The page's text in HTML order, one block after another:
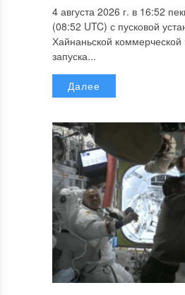
4 августа 2026 г. в 16:52
(08:52 UTC) с пусковой
Хайнаньской
запуска...
Далее